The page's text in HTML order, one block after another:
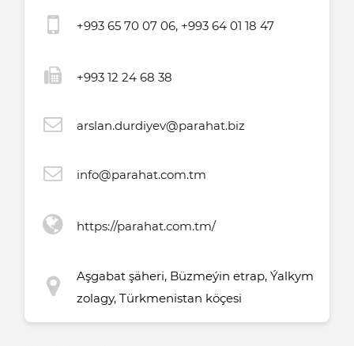
+993 65 70 07 06, +993 64 01 18 47
+993 12 24 68 38
arslan.durdiyev@parahat.biz
info@parahat.com.tm
https://parahat.com.tm/
Aşgabat şäheri, Büzmeýin etrap, Ýalkym
zolagy, Türkmenistan köçesi